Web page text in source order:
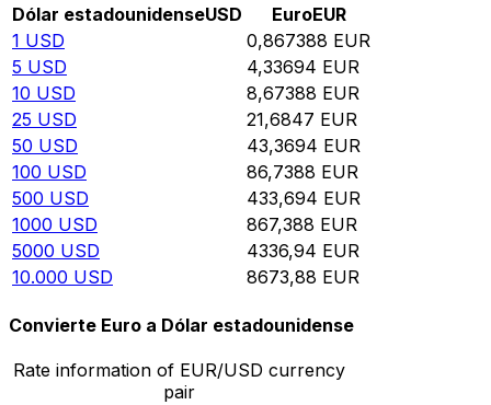
Dólar estadounidenseUSD EuroEUR
1 USD 0,867388 EUR
5 USD 4,33694 EUR
10 USD 8,67388 EUR
25 USD 21,6847 EUR
50 USD 43,3694 EUR
100 USD 86,7388 EUR
500 USD 433,694 EUR
1000 USD 867,388 EUR
5000 USD 4336,94 EUR
10.000 USD 8673,88 EUR
Convierte Euro a Dólar estadounidense
Rate information of EUR/USD currency
pair